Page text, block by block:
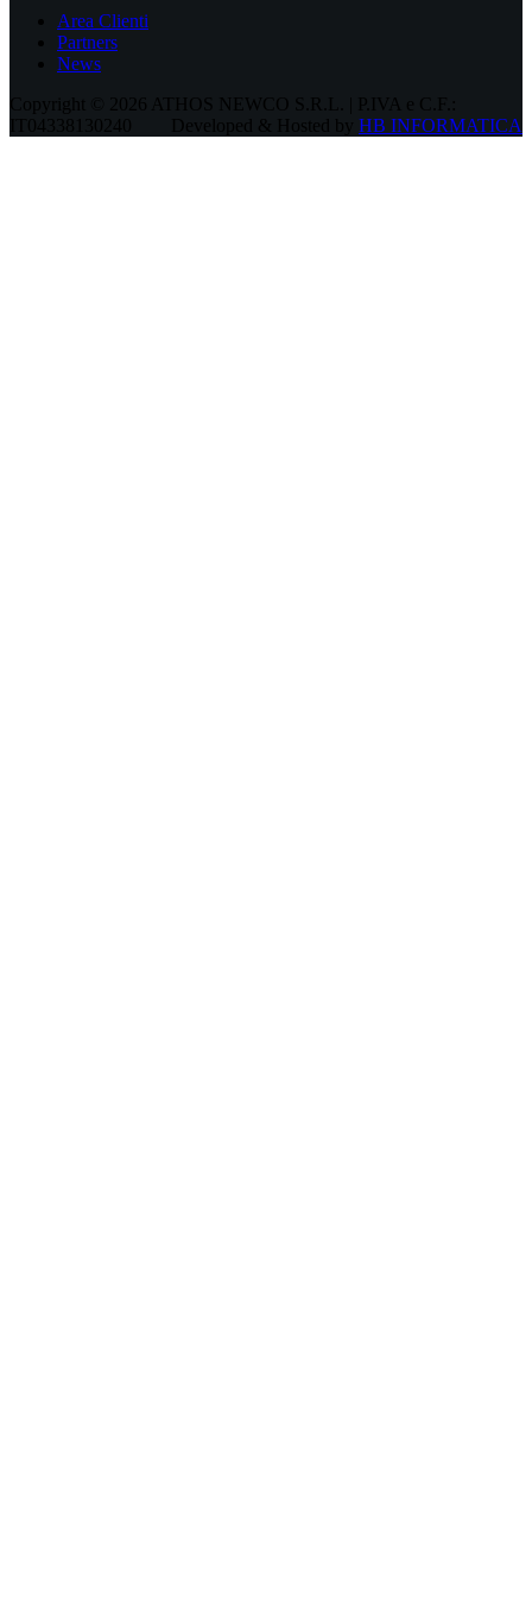
Area Clienti
Partners
News
Copyright © 2026 ATHOS NEWCO S.R.L. | P.IVA e C.F.:
IT04338130240
Developed & Hosted by HB INFORMATICA